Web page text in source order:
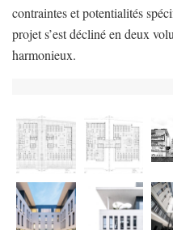
contraintes et potentialités
projet s’est décliné en deux
harmonieux.